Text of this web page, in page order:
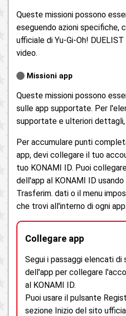
Queste missioni possono
eseguendo azioni specifiche,
ufficiale di Yu-Gi-Oh!
video.
Missioni app
Queste missioni possono
sulle app supportate. Per
supportate e ulteriori dettagli,
Per accumulare punti
app, devi collegare il tuo
tuo KONAMI ID. Puoi
dell'app al KONAMI ID
Trasferim. dati o il menu
che trovi all'interno di ogni app.
Collegare app
Segui i passaggi elencati
dell'app per collegare
al KONAMI ID.
Puoi usare il pulsante
sezione Inizio del sito